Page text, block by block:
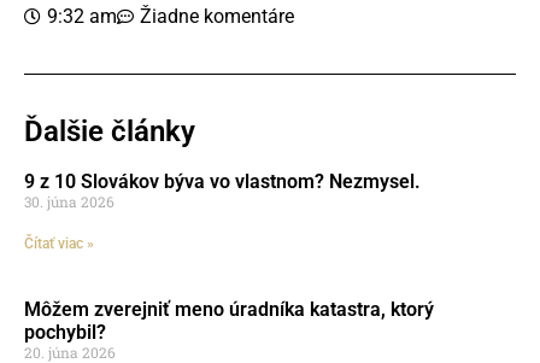
9:32 am
Žiadne komentáre
Ďalšie články
9 z 10 Slovákov býva vo vlastnom? Nezmysel.
30. júna 2026
Čítať viac »
Môžem zverejniť meno úradníka katastra, ktorý
pochybil?
20. júna 2026